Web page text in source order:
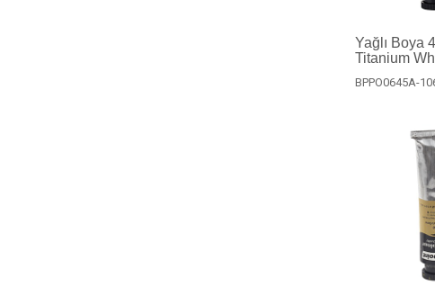
Yağlı Boya
Titanium
BPPO0645A-